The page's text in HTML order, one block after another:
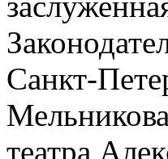
театра